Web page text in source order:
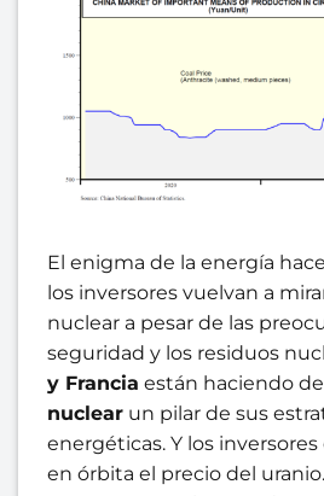
El enigma de la energía
los inversores vuelvan a
nuclear a pesar de las
seguridad y los residuos
y Francia están haciendo
nuclear un pilar de sus
energéticas. Y los
en órbita el precio del